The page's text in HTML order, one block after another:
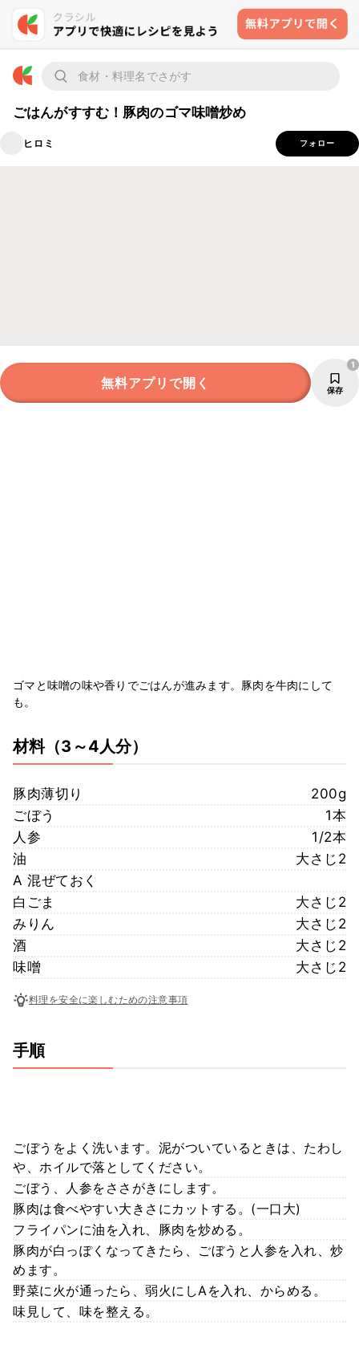
ごはんがすすむ！豚肉のゴマ味噌炒め
ヒロミ フォロー
無料アプリで開く 保存
1
ゴマと味噌の味や香りでごはんが進みます。豚肉を牛肉にして
も。
材料（3～4人分）
豚肉薄切り
200g
ごぼう
1本
人参
1/2本
油
大さじ2
A 混ぜておく
白ごま
大さじ2
みりん
大さじ2
酒
大さじ2
味噌
大さじ2
料理を安全に楽しむための注意事項
手順
ごぼうをよく洗います。泥がついているときは、たわし
や、ホイルで落としてください。
ごぼう、人参をささがきにします。
豚肉は食べやすい大きさにカットする。(一口大)
フライパンに油を入れ、豚肉を炒める。
豚肉が白っぽくなってきたら、ごぼうと人参を入れ、炒
めます。
野菜に火が通ったら、弱火にしAを入れ、からめる。
味見して、味を整える。